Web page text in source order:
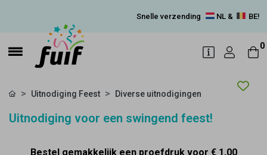
Snelle verzending NL & BE!
0
Uitnodiging Feest Diverse uitnodigingen
Uitnodiging voor een swingend feest!
Bestel gemakkelijk een proefdruk voor € 1,00